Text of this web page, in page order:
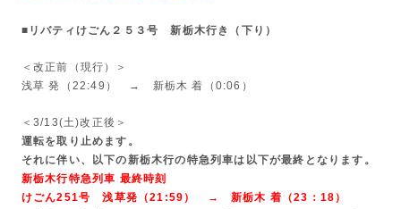
■リバティけごん２５３号 新栃木行き（下り）
＜改正前（現行）＞
浅草 発（22:49） → 新栃木 着（0:06）
＜3/13(土)改正後＞
運転を取り止めます。
それに伴い、以下の新栃木行の特急列車は以下が最終となります。
新栃木行特急列車 最終時刻
けごん251号 浅草発（21:59） → 新栃木 着（23：18）